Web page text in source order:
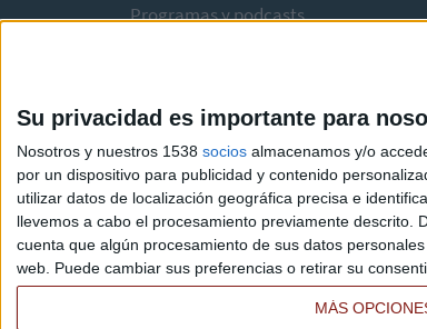
Su privacidad es importante para
Nosotros y nuestros 1538 socios almacenamos y/o
por un dispositivo para publicidad y contenido
utilizar datos de localización geográfica precisa e
llevemos a cabo el procesamiento previamente descrito.
cuenta que algún procesamiento de sus datos
web. Puede cambiar sus preferencias o retirar su
MÁS
Programas y podcasts